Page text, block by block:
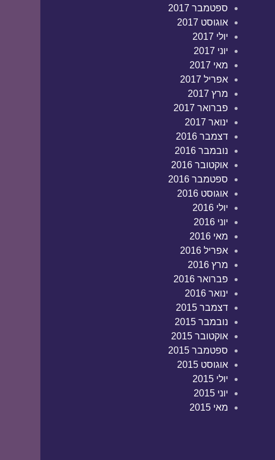
ספטמבר 2017
אוגוסט 2017
יולי 2017
יוני 2017
מאי 2017
אפריל 2017
מרץ 2017
פברואר 2017
ינואר 2017
דצמבר 2016
נובמבר 2016
אוקטובר 2016
ספטמבר 2016
אוגוסט 2016
יולי 2016
יוני 2016
מאי 2016
אפריל 2016
מרץ 2016
פברואר 2016
ינואר 2016
דצמבר 2015
נובמבר 2015
אוקטובר 2015
ספטמבר 2015
אוגוסט 2015
יולי 2015
יוני 2015
מאי 2015